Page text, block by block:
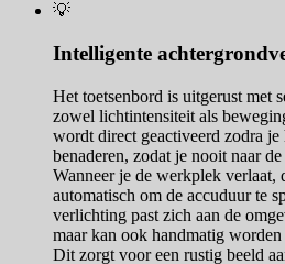
💡
Intelligente
Het toetsenbord is uitgerust met
zowel lichtintensiteit als
wordt direct geactiveerd zodra je
benaderen, zodat je nooit naar
Wanneer je de werkplek verlaat,
automatisch om de accuduur te
verlichting past zich aan de
maar kan ook handmatig
Dit zorgt voor een rustig beeld